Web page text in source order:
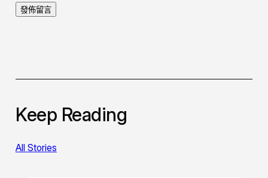
Keep Reading
All Stories